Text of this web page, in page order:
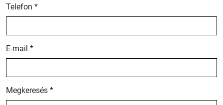
Telefon *
E-mail *
Megkeresés *